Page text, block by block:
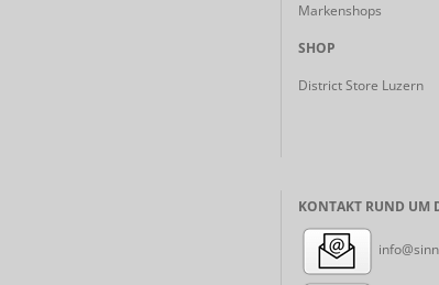
Markenshops
SHOP
District Store Luzern
KONTAKT RUND UM